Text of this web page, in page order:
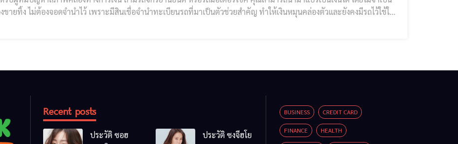
ขายทิ้ง ไม่ต้องจอดจำนำไว้ เพราะมีสินเชื่อจำนำทะเบียนรถที่มาเป็นตัวช่วยสำคัญ ทำให้เงินหมุนคล่องตัวและยังคงมีรถไว้ใช้ใน
Recent posts
ประวัติ ซอฮ
ประวัติ ซงจีฮโย
BUSINESS CREDIT CARD
FINANCE HEALTH